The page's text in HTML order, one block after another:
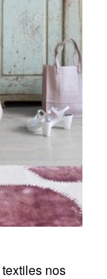
nos